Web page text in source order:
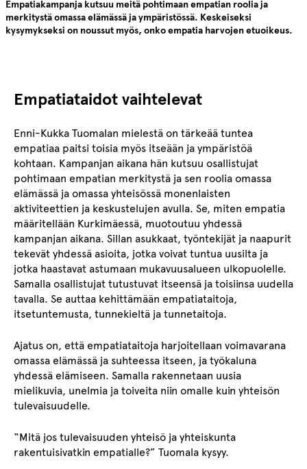
Empatiakampanja kutsuu meitä pohtimaan empatian roolia ja
merkitystä omassa elämässä ja ympäristössä. Keskeiseksi
kysymykseksi on noussut myös, onko empatia harvojen etuoikeus.
Empatiataidot vaihtelevat
Enni-Kukka Tuomalan mielestä on tärkeää tuntea
empatiaa paitsi toisia myös itseään ja ympäristöä
kohtaan. Kampanjan aikana hän kutsuu osallistujat
pohtimaan empatian merkitystä ja sen roolia omassa
elämässä ja omassa yhteisössä monenlaisten
aktiviteettien ja keskustelujen avulla. Se, miten empatia
määritellään Kurkimäessä, muotoutuu yhdessä
kampanjan aikana. Sillan asukkaat, työntekijät ja naapurit
tekevät yhdessä asioita, jotka voivat tuntua uusilta ja
jotka haastavat astumaan mukavuusalueen ulkopuolelle.
Samalla osallistujat tutustuvat itseensä ja toisiinsa uudella
tavalla. Se auttaa kehittämään empatiataitoja,
itsetuntemusta, tunnekieltä ja tunnetaitoja.
Ajatus on, että empatiataitoja harjoitellaan voimavarana
omassa elämässä ja suhteessa itseen, ja työkaluna
yhdessä elämiseen. Samalla rakennetaan uusia
mielikuvia, unelmia ja toiveita niin omalle kuin yhteisön
tulevaisuudelle.
“Mitä jos tulevaisuuden yhteisö ja yhteiskunta
rakentuisivatkin empatialle?” Tuomala kysyy.